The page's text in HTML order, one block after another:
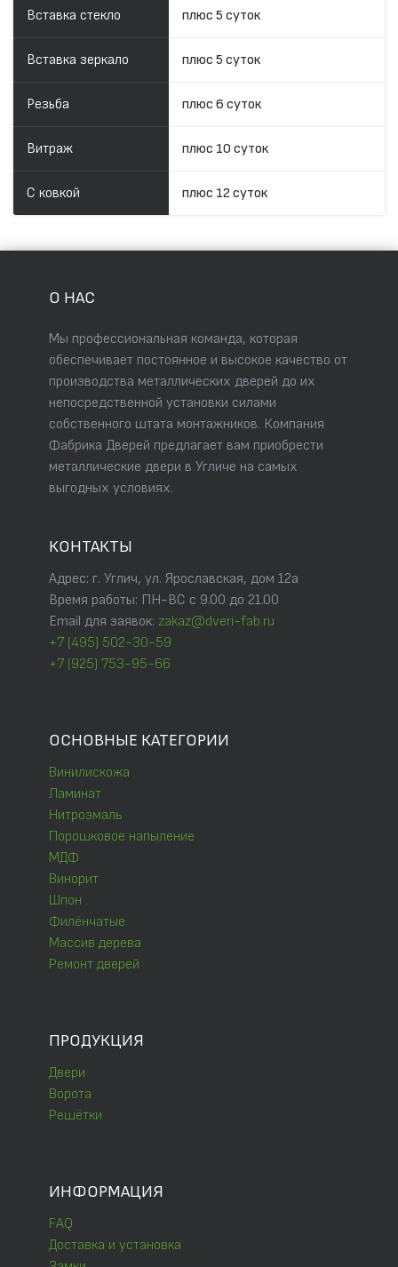
Вставка стекло плюс 5 суток
Вставка зеркало плюс 5 суток
Резьба плюс 6 суток
Витраж плюс 10 суток
С ковкой плюс 12 суток
О НАС
Мы профессиональная команда, которая
обеспечивает постоянное и высокое качество от
производства металлических дверей до их
непосредственной установки силами
собственного штата монтажников. Компания
Фабрика Дверей предлагает вам приобрести
металлические двери в Угличе на самых
выгодных условиях.
КОНТАКТЫ
Адрес: г. Углич, ул. Ярославская, дом 12а
Время работы: ПН-ВС с 9.00 до 21.00
Email для заявок: zakaz@dveri-fab.ru
+7 (495) 502-30-59
+7 (925) 753-95-66
ОСНОВНЫЕ КАТЕГОРИИ
Винилискожа
Ламинат
Нитроэмаль
Порошковое напыление
МДФ
Винорит
Шпон
Филёнчатые
Массив дерева
Ремонт дверей
ПРОДУКЦИЯ
Двери
Ворота
Решётки
ИНФОРМАЦИЯ
FAQ
Доставка и установка